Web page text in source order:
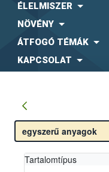
ÉLELMISZER
NÖVÉNY
ÁTFOGÓ TÉMÁK
KAPCSOLAT
Tartalomtípus